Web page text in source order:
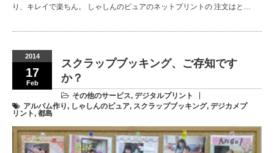
り、キレイで楽ちん。 しゃしんのピュアのネットプリントの 注文はと…
2014
17
Feb
スクラップブッキング、ご存知です
か？
その他のサービス, デジタルプリント
アルバム作り, しゃしんのピュア, スクラップブッキング, デジカメプ
リント, 都島